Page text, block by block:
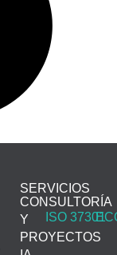
SERVICIOS
CONSULTORÍA
Y
PROYECTOS